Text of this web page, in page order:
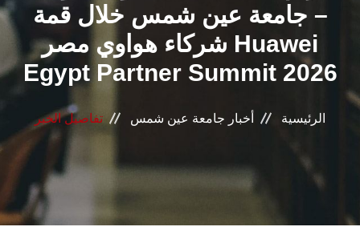
البحث العلمي
الرعاية الصحية
المراكز والوحدات
الأنظمة الذكية
الإعلام
– جامعة عين شمس خلال قمة
شركاء هواوي مصر Huawei
Egypt Partner Summit 2026
الرئيسية أخبار جامعة عين شمس تفاصيل الخبر